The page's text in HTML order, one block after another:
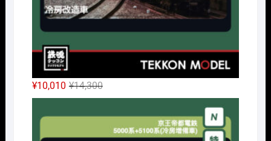
¥14,300元
の
価
¥10,010
現
在
の